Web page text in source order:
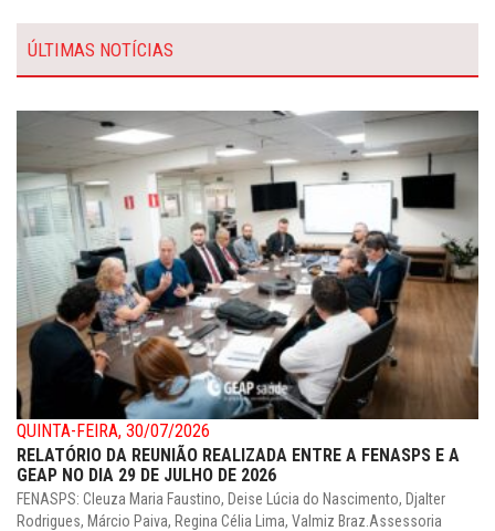
ÚLTIMAS NOTÍCIAS
QUINTA-FEIRA, 30/07/2026
RELATÓRIO DA REUNIÃO REALIZADA ENTRE A FENASPS E A
GEAP NO DIA 29 DE JULHO DE 2026
FENASPS: Cleuza Maria Faustino, Deise Lúcia do Nascimento, Djalter
Rodrigues, Márcio Paiva, Regina Célia Lima, Valmiz Braz.Assessoria